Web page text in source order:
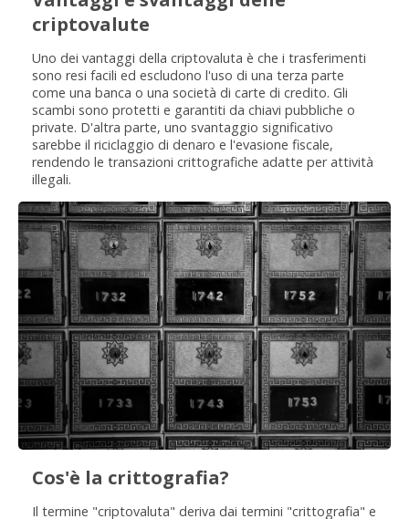
criptovalute
Uno dei vantaggi della criptovaluta è che i trasferimenti
sono resi facili ed escludono l'uso di una terza parte
come una banca o una società di carte di credito. Gli
scambi sono protetti e garantiti da chiavi pubbliche o
private. D'altra parte, uno svantaggio significativo
sarebbe il riciclaggio di denaro e l'evasione fiscale,
rendendo le transazioni crittografiche adatte per attività
illegali.
Cos'è la crittografia?
Il termine "criptovaluta" deriva dai termini "crittografia" e